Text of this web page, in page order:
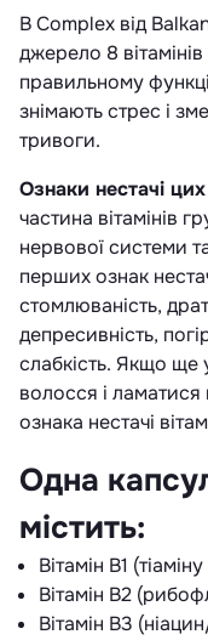
B Complex від
джерело 8
правильному
знімають стрес і
тривоги.
Ознаки нестачі цих
частина вітамінів
нервової системи
перших ознак
стомлюваність,
депресивність,
слабкість. Якщо ще
волосся і
ознака нестачі
Одна
містить:
Вітамін B1
Вітамін B2
Вітамін B3